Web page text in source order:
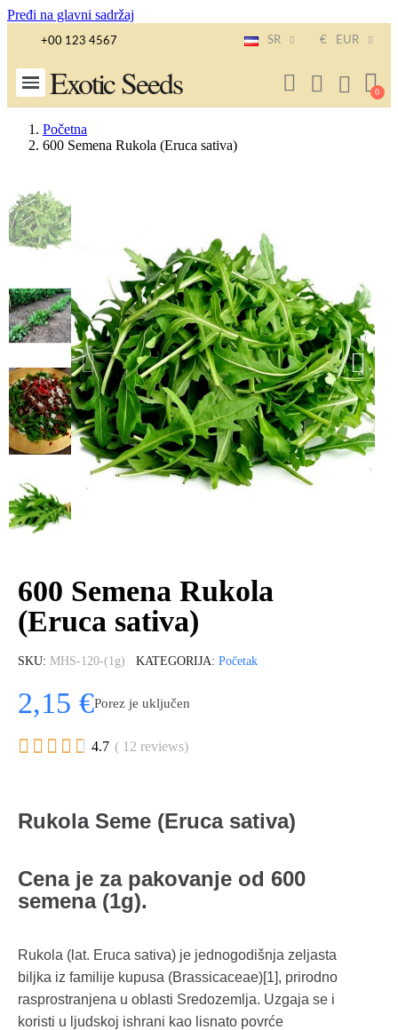
Pređi na glavni sadržaj
+00 123 4567 SR € EUR
Exotic Seeds
Početna
600 Semena Rukola (Eruca sativa)
600 Semena Rukola
(Eruca sativa)
SKU MHS-120-(1g) KATEGORIJA Početak
2,15 €Porez je uključen
     4.7 ( 12 reviews)
Rukola Seme (Eruca sativa)
Cena je za pakovanje od 600
semena (1g).
Rukola (lat. Eruca sativa) je jednogodišnja zeljasta
biljka iz familije kupusa (Brassicaceae)[1], prirodno
rasprostranjena u oblasti Sredozemlja. Uzgaja se i
koristi u ljudskoj ishrani kao lisnato povrće